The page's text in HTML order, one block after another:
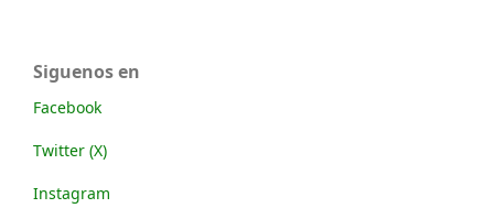
Siguenos en
Facebook
Twitter (X)
Instagram